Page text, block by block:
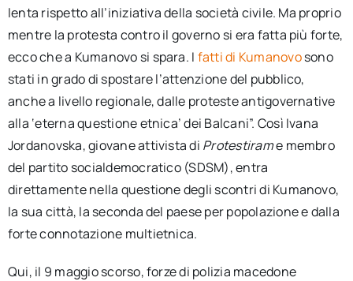
lenta rispetto all’iniziativa della società civile. Ma proprio
mentre la protesta contro il governo si era fatta più forte,
ecco che a Kumanovo si spara. I fatti di Kumanovosono
stati in grado di spostare l’attenzione del pubblico,
anche a livello regionale, dalle proteste antigovernative
alla ‘eterna questione etnica’ dei Balcani”. Così Ivana
Jordanovska, giovane attivista di Protestirame membro
del partito socialdemocratico (SDSM), entra
direttamente nella questione degli scontri di Kumanovo,
la sua città, la seconda del paese per popolazione e dalla
forte connotazione multietnica.
Qui, il 9 maggio scorso, forze di polizia macedone